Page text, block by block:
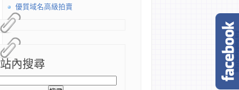
優質域名高級拍賣
站內搜尋